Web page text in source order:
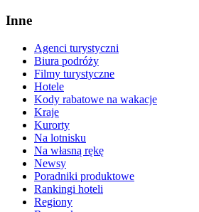
Inne
Agenci turystyczni
Biura podróży
Filmy turystyczne
Hotele
Kody rabatowe na wakacje
Kraje
Kurorty
Na lotnisku
Na własną rękę
Newsy
Poradniki produktowe
Rankingi hoteli
Regiony